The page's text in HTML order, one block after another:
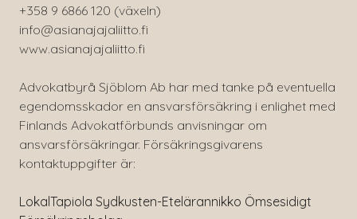
+358 9 6866 120 (växeln)
info@asianajajaliitto.fi
www.asianajajaliitto.fi
Advokatbyrå Sjöblom Ab har med tanke på eventuella
egendomsskador en ansvarsförsäkring i enlighet med
Finlands Advokatförbunds anvisningar om
ansvarsförsäkringar. Försäkringsgivarens
kontaktuppgifter är:
LokalTapiola Sydkusten-Etelärannikko Ömsesidigt